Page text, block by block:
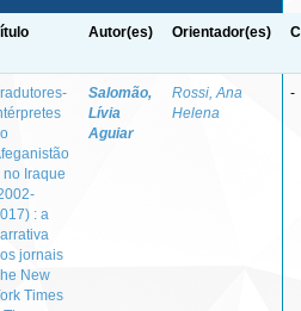
Autor(es) Orientador(es)
no Iraque
: a
jornais
New
Times
Salomão,
Lívia
Aguiar
Rossi, Ana
Helena
-